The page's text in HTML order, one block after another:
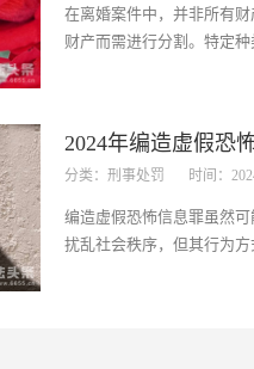
在离婚案件中，并非所有
财产而需进行分割。特定
人身损害获得的赔偿等。...
2024年编造虚假恐
编造虚假恐怖信息
分类：刑事处罚 时间：
编造虚假恐怖信息罪虽然可
扰乱社会秩序，但其行为